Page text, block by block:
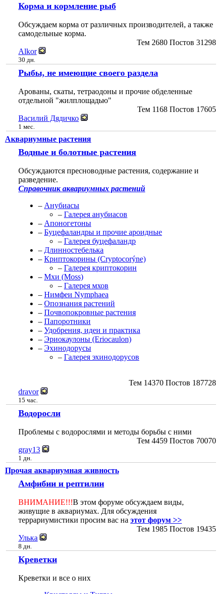
Корма и кормление рыб
Обсуждаем корма от различных производителей, а также
самодельные корма.
Тем 2680 Постов 31298
Alkor
30 дн.
Рыбы, не имеющие своего раздела
Арованы, скаты, тетраодоны и прочие обделенные
отдельной "жилплощадью"
Тем 1168 Постов 17605
Василий Дядичко
1 мес.
Аквариумные растения
Водные и болотные растения
Обсуждаются пресноводные растения, содержание и
разведение.
Справочник аквариумных растений
– Анубиасы
– Галерея анубиасов
– Апоногетоны
– Буцефаландры и прочие ароидные
– Галерея буцефаландр
– Длинностебелька
– Криптокорины (Cryptocorýne)
– Галерея криптокорин
– Мхи (Moss)
– Галерея мхов
– Нимфеи Nymphaea
– Опознания растений
– Почвопокровные растения
– Папоротники
– Удобрения, идеи и практика
– Эриокаулоны (Eriocaulon)
– Эхинодорусы
– Галерея эхинодорусов
Тем 14370 Постов 187728
dravor
15 час.
Водоросли
Проблемы с водорослями и методы борьбы с ними
Тем 4459 Постов 70070
gray13
1 дн.
Прочая аквариумная живность
Амфибии и рептилии
ВНИМАНИЕ!!!В этом форуме обсуждаем виды,
живущие в аквариумах. Для обсуждения
террариумистики просим вас на этот форум >>
Тем 1985 Постов 19435
Улька
8 дн.
Креветки
Креветки и все о них